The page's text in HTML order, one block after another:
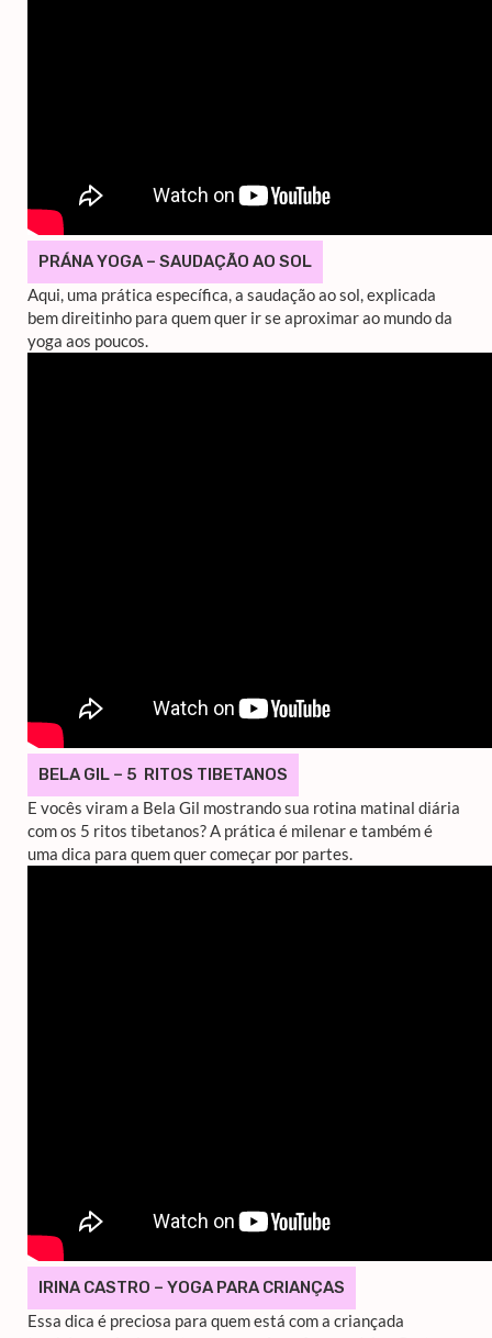
PRÁNA YOGA – SAUDAÇÃO AO SOL
Aqui, uma prática específica, a saudação ao sol, explicada
bem direitinho para quem quer ir se aproximar ao mundo da
yoga aos poucos.
BELA GIL – 5 RITOS TIBETANOS
E vocês viram a Bela Gil mostrando sua rotina matinal diária
com os 5 ritos tibetanos? A prática é milenar e também é
uma dica para quem quer começar por partes.
IRINA CASTRO – YOGA PARA CRIANÇAS
Essa dica é preciosa para quem está com a criançada